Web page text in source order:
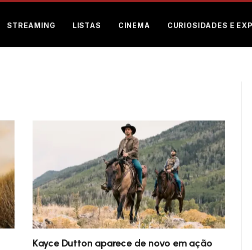
STREAMING LISTAS CINEMA CURIOSIDADES E
Kayce Dutton aparece de novo em ação